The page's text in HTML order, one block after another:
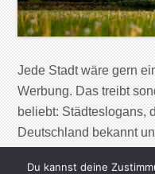
Jede Stadt wäre gern
Werbung. Das treibt
beliebt: Städteslogans,
Deutschland bekannt
Du kannst deine